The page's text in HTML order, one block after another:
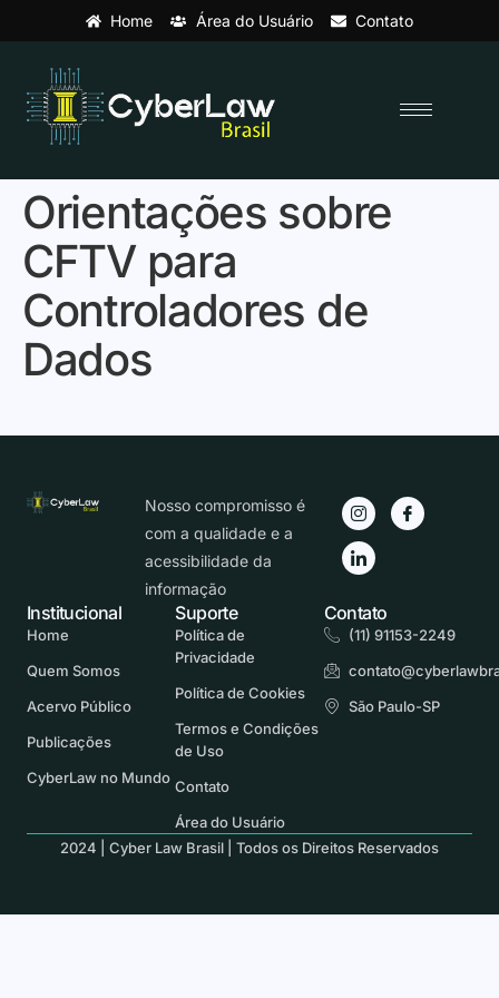
Home Área do Usuário Contato
Orientações sobre
CFTV para
Controladores de
Dados
Nosso compromisso é
com a qualidade e a
acessibilidade da
informação
Suporte
Política de
Privacidade
Política de Cookies
Termos e Condições
de Uso
Contato
Área do Usuário
Contato
(11) 91153-2249
São Paulo-SP
Institucional
Home
Quem Somos
Acervo Público
Publicações
CyberLaw no Mundo
2024 | Cyber Law Brasil | Todos os Direitos Reservados